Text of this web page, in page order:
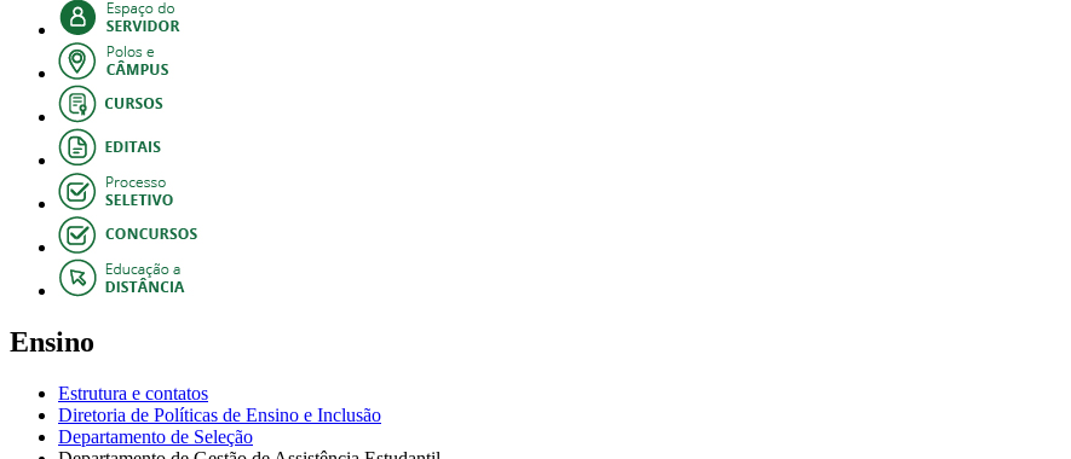
Ensino
Estrutura e contatos
Diretoria de Políticas de Ensino e Inclusão
Departamento de Seleção